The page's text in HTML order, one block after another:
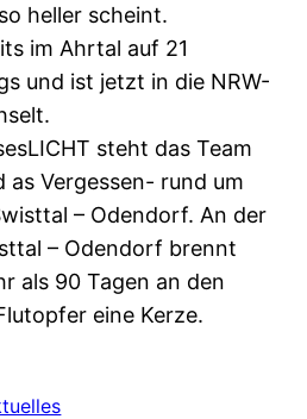
heller scheint.
im Ahrtal auf 21
und ist jetzt in die NRW-
steht das Team
as Vergessen- rund um
– Odendorf. An der
– Odendorf brennt
als 90 Tagen an den
eine Kerze.